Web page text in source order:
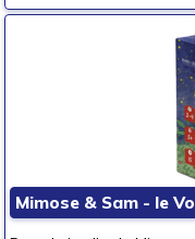
Mimose & Sam - le